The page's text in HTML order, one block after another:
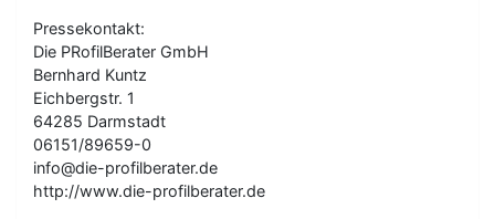
Pressekontakt:
Die PRofilBerater GmbH
Bernhard Kuntz
Eichbergstr. 1
64285 Darmstadt
06151/89659-0
info@die-profilberater.de
http://www.die-profilberater.de